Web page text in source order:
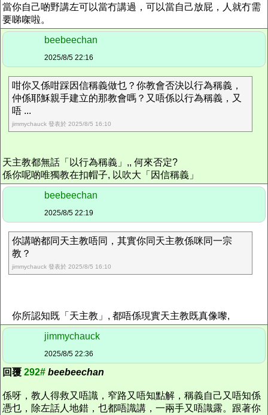
當你自己啲野講左可以當冇講過，可以當自己放屁，人就冇需
要睇㗎啦。
beebeechan
2025/8/5 22:16
咁你又係咁踩因信稱義做乜？你教會否決以行為稱義，
仲係耶穌親手建立的那教會嗎？又唔係以行為稱義，又
唔 ...
jimmychauck 發表於 2025/8/5 16:10
天主教都無話「以行為稱義」,, 何來否定?
係你呢啲唯獨教在扣帽子, 以吹大「因信稱義」
beebeechan
2025/8/5 22:19
你講啲都同天主教唔同，其實你同天主教係咪同一宗
教？
jimmychauck 發表於 2025/8/5 16:10
你所認知既「天主教」, 都唔係現實天主教既真像嚟,
jimmychauck
2025/8/5 22:36
回覆 292# beebeechan
係呀，教人得救又唔識，窄路又唔知點解，稱義自己又唔知係
憑乜，除左話人地錯，乜都唔識講，一兩手又唔識露。跟著你